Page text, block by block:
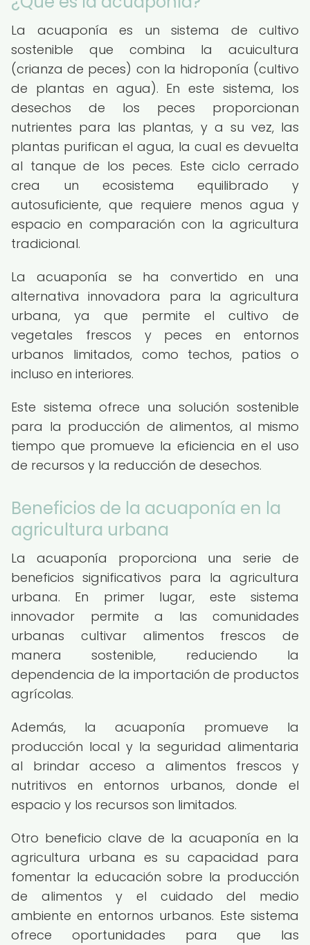
La acuaponía es un sistema de cultivo
sostenible que combina la acuicultura
(crianza de peces) con la hidroponía (cultivo
de plantas en agua). En este sistema, los
desechos de los peces proporcionan
nutrientes para las plantas, y a su vez, las
plantas purifican el agua, la cual es devuelta
al tanque de los peces. Este ciclo cerrado
crea un ecosistema equilibrado y
autosuficiente, que requiere menos agua y
espacio en comparación con la agricultura
tradicional.
La acuaponía se ha convertido en una
alternativa innovadora para la agricultura
urbana, ya que permite el cultivo de
vegetales frescos y peces en entornos
urbanos limitados, como techos, patios o
incluso en interiores.
Este sistema ofrece una solución sostenible
para la producción de alimentos, al mismo
tiempo que promueve la eficiencia en el uso
de recursos y la reducción de desechos.
Beneficios de la acuaponía en la
agricultura urbana
La acuaponía proporciona una serie de
beneficios significativos para la agricultura
urbana. En primer lugar, este sistema
innovador permite a las comunidades
urbanas cultivar alimentos frescos de
manera sostenible, reduciendo la
dependencia de la importación de productos
agrícolas.
Además, la acuaponía promueve la
producción local y la seguridad alimentaria
al brindar acceso a alimentos frescos y
nutritivos en entornos urbanos, donde el
espacio y los recursos son limitados.
Otro beneficio clave de la acuaponía en la
agricultura urbana es su capacidad para
fomentar la educación sobre la producción
de alimentos y el cuidado del medio
ambiente en entornos urbanos. Este sistema
ofrece oportunidades para que las